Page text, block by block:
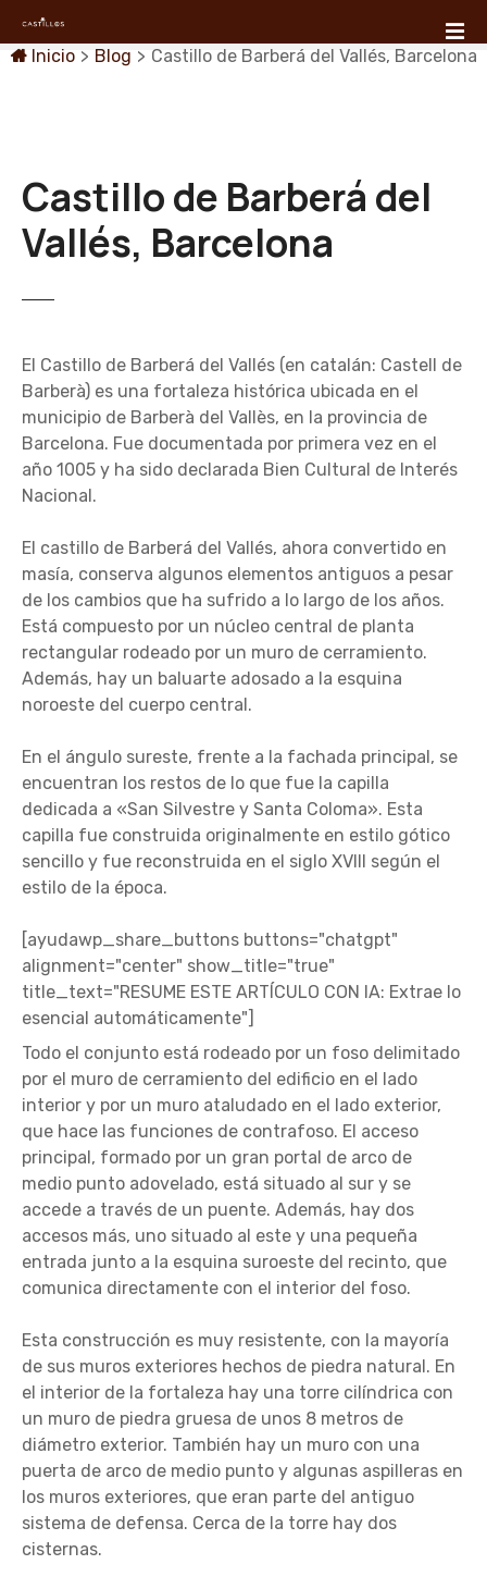
Inicio > Blog > Castillo de Barberá del Vallés, Barcelona
Castillo de Barberá del
Vallés, Barcelona
El Castillo de Barberá del Vallés (en catalán: Castell de
Barberà) es una fortaleza histórica ubicada en el
municipio de Barberà del Vallès, en la provincia de
Barcelona. Fue documentada por primera vez en el
año 1005 y ha sido declarada Bien Cultural de Interés
Nacional.
El castillo de Barberá del Vallés, ahora convertido en
masía, conserva algunos elementos antiguos a pesar
de los cambios que ha sufrido a lo largo de los años.
Está compuesto por un núcleo central de planta
rectangular rodeado por un muro de cerramiento.
Además, hay un baluarte adosado a la esquina
noroeste del cuerpo central.
En el ángulo sureste, frente a la fachada principal, se
encuentran los restos de lo que fue la capilla
dedicada a «San Silvestre y Santa Coloma». Esta
capilla fue construida originalmente en estilo gótico
sencillo y fue reconstruida en el siglo XVIII según el
estilo de la época.
[ayudawp_share_buttons buttons="chatgpt"
alignment="center" show_title="true"
title_text="RESUME ESTE ARTÍCULO CON IA: Extrae lo
esencial automáticamente"]
Todo el conjunto está rodeado por un foso delimitado
por el muro de cerramiento del edificio en el lado
interior y por un muro ataludado en el lado exterior,
que hace las funciones de contrafoso. El acceso
principal, formado por un gran portal de arco de
medio punto adovelado, está situado al sur y se
accede a través de un puente. Además, hay dos
accesos más, uno situado al este y una pequeña
entrada junto a la esquina suroeste del recinto, que
comunica directamente con el interior del foso.
Esta construcción es muy resistente, con la mayoría
de sus muros exteriores hechos de piedra natural. En
el interior de la fortaleza hay una torre cilíndrica con
un muro de piedra gruesa de unos 8 metros de
diámetro exterior. También hay un muro con una
puerta de arco de medio punto y algunas aspilleras en
los muros exteriores, que eran parte del antiguo
sistema de defensa. Cerca de la torre hay dos
cisternas.